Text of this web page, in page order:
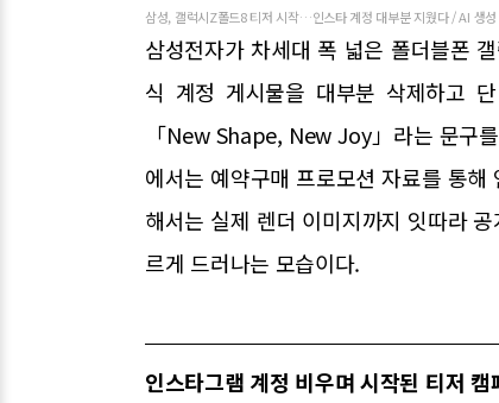
삼성, 갤럭시Z폴드8 티저 시작…인스타 계정 대부분 지웠다 / AI 생
삼성전자가 차세대 폭 넓은 폴더블폰
식 계정 게시물을 대부분 삭제하고
「New Shape, New Joy」라는 문구
에서는 예약구매 프로모션 자료를 통
해서는 실제 렌더 이미지까지 잇따라
르게 드러나는 모습이다.
인스타그램 계정 비우며 시작된 티저 캠